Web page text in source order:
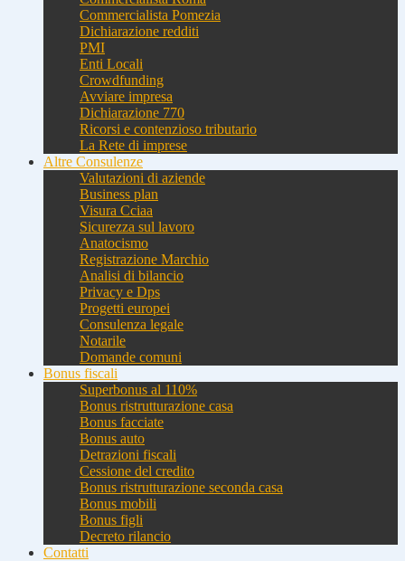
Commercialista Pomezia
Dichiarazione redditi
PMI
Enti Locali
Crowdfunding
Avviare impresa
Dichiarazione 770
Ricorsi e contenzioso tributario
La Rete di imprese
Altre Consulenze
Valutazioni di aziende
Business plan
Visura Cciaa
Sicurezza sul lavoro
Anatocismo
Registrazione Marchio
Analisi di bilancio
Privacy e Dps
Progetti europei
Consulenza legale
Notarile
Domande comuni
Bonus fiscali
Superbonus al 110%
Bonus ristrutturazione casa
Bonus facciate
Bonus auto
Detrazioni fiscali
Cessione del credito
Bonus ristrutturazione seconda casa
Bonus mobili
Bonus figli
Decreto rilancio
Contatti